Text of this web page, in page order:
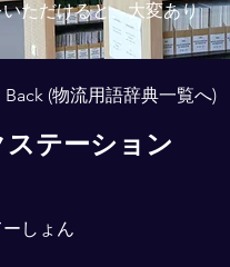
ただけると、大変あり
Back (物流用語辞典一覧へ)
ステーション
しょん